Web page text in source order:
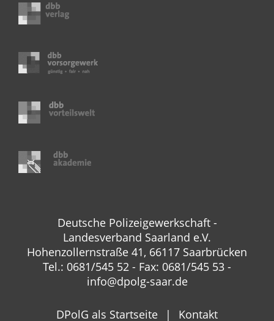
Deutsche Polizeigewerkschaft -
Landesverband Saarland e.V.
Hohenzollernstraße 41, 66117 Saarbrücken
Tel.: 0681/545 52 - Fax: 0681/545 53 -
info@dpolg-saar.de
DPolG als Startseite Kontakt